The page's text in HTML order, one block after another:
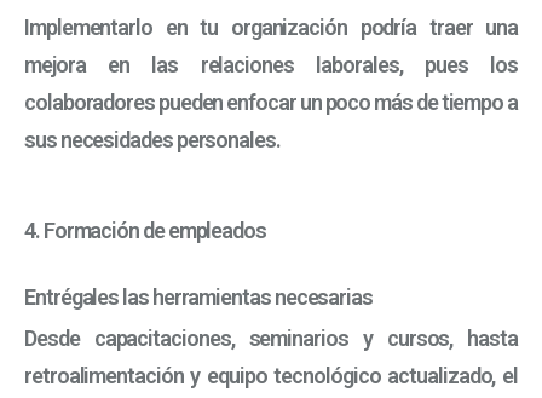
Implementarlo en tu organización podría traer una
mejora en las relaciones laborales, pues los
colaboradores pueden enfocar un poco más de tiempo a
sus necesidades personales.
4. Formación de empleados
Entrégales las herramientas necesarias
Desde capacitaciones, seminarios y cursos, hasta
retroalimentación y equipo tecnológico actualizado, el